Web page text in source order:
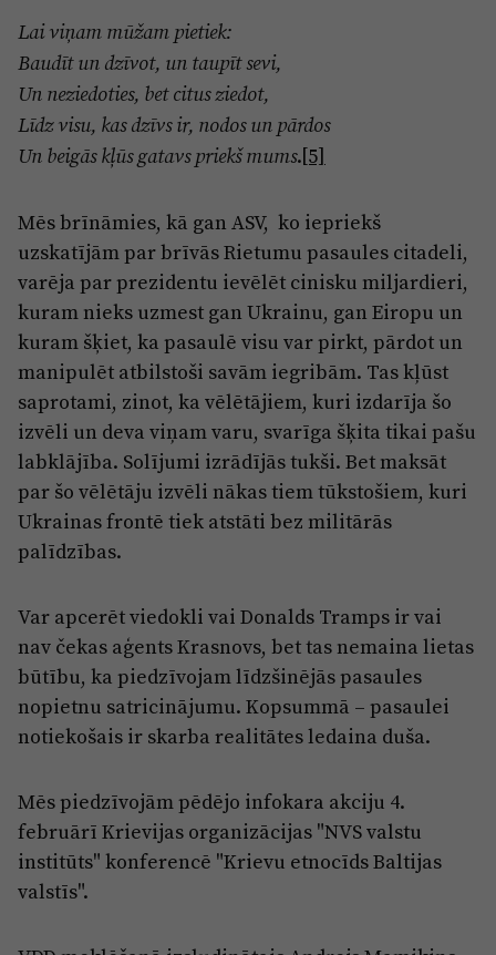
Lai viņam mūžam pietiek:
Baudīt un dzīvot, un taupīt sevi,
Un neziedoties, bet citus ziedot,
Līdz visu, kas dzīvs ir, nodos un pārdos
Un beigās kļūs gatavs priekš mums.[5]
Mēs brīnāmies, kā gan ASV, ko iepriekš
uzskatījām par brīvās Rietumu pasaules citadeli,
varēja par prezidentu ievēlēt cinisku miljardieri,
kuram nieks uzmest gan Ukrainu, gan Eiropu un
kuram šķiet, ka pasaulē visu var pirkt, pārdot un
manipulēt atbilstoši savām iegribām. Tas kļūst
saprotami, zinot, ka vēlētājiem, kuri izdarīja šo
izvēli un deva viņam varu, svarīga šķita tikai pašu
labklājība. Solījumi izrādījās tukši. Bet maksāt
par šo vēlētāju izvēli nākas tiem tūkstošiem, kuri
Ukrainas frontē tiek atstāti bez militārās
palīdzības.
Var apcerēt viedokli vai Donalds Tramps ir vai
nav čekas aģents Krasnovs, bet tas nemaina lietas
būtību, ka piedzīvojam līdzšinējās pasaules
nopietnu satricinājumu. Kopsummā – pasaulei
notiekošais ir skarba realitātes ledaina duša.
Mēs piedzīvojām pēdējo infokara akciju 4.
februārī Krievijas organizācijas "NVS valstu
institūts" konferencē "Krievu etnocīds Baltijas
valstīs".